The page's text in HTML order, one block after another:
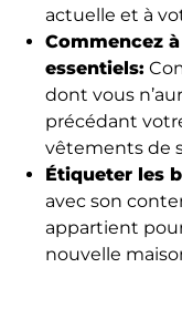
actuelle et à
Commencez
essentiels:
dont vous
précédant
vêtements de
Étiqueter les
avec son
appartient
nouvelle